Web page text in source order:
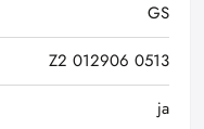
GS
Z2 012906 0513
ja